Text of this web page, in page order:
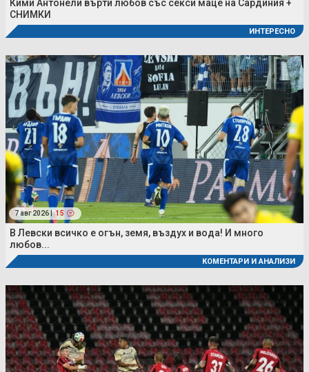
Кими Антонели върти любов със секси маце на Сардиния +
СНИМКИ
ИНТЕРЕСНО
7 авг 2026 | 15
В Левски всичко е огън, земя, въздух и вода! И много
любов...
КОМЕНТАРИ И АНАЛИЗИ